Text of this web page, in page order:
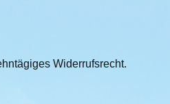
Widerrufsrecht.